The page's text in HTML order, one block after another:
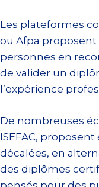
Les plateformes
ou Afpa proposent
personnes en
de valider un
l’expérience
De nombreuses
ISEFAC,
décalées, en
des diplômes